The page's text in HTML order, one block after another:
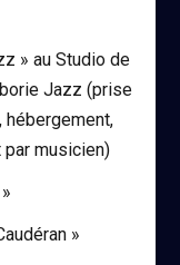
» au Studio de
Jazz (prise
par musicien)
»